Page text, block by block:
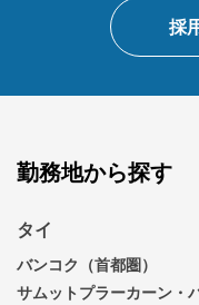
採
勤務地から探す
タイ
バンコク（首都圏）
サムットプラーカーン・